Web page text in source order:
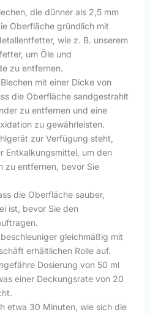
die dünner als 2,5 mm
Oberfläche gründlich mit
wie z. B. unserem
um Öle und
zu entfernen.
mit einer Dicke von
die Oberfläche sandgestrahlt
zu entfernen und eine
zu gewährleisten.
zur Verfügung steht,
Entkalkungsmittel, um den
zu entfernen, bevor Sie
die Oberfläche sauber,
ist, bevor Sie den
gleichmäßig mit
erhältlichen Rolle auf.
Dosierung von 50 ml
einer Deckungsrate von 20
etwa 30 Minuten, wie sich die